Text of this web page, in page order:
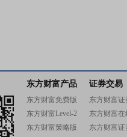
东方财富产品
东方财富免费版
东方财富Level-2
东方财富策略版
证券交易
东方财富证
东方财富在
东方财富证